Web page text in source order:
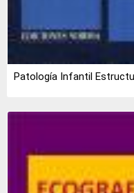
Patología Infantil